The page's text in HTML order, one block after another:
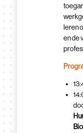
leren
en de